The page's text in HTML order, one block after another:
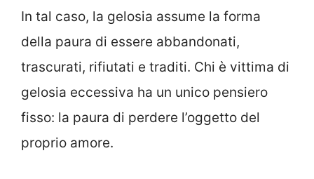
In tal caso, la gelosia assume la forma
della paura di essere abbandonati,
trascurati, rifiutati e traditi. Chi è vittima di
gelosia eccessiva ha un unico pensiero
fisso: la paura di perdere l’oggetto del
proprio amore.